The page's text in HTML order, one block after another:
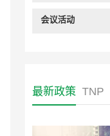
会议活动
最新政策 TNP